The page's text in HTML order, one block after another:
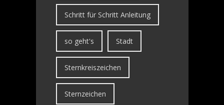
Schritt für Schritt Anleitung
so geht's Stadt
Sternkreiszeichen
Sternzeichen